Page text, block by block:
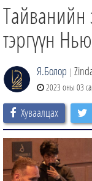
ӨГЛӨӨНИЙ СОНИН
АУДИО ЗОХИОЛ
ЗИНДАА СЭТГҮҮЛ
Тайванийн
тэргүүн
Я.Болор |
2023 оны 03
Хуваалцах